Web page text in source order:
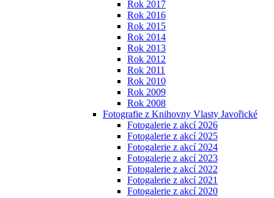
Rok 2017
Rok 2016
Rok 2015
Rok 2014
Rok 2013
Rok 2012
Rok 2011
Rok 2010
Rok 2009
Rok 2008
Fotografie z Knihovny Vlasty Javořické
Fotogalerie z akcí 2026
Fotogalerie z akcí 2025
Fotogalerie z akcí 2024
Fotogalerie z akcí 2023
Fotogalerie z akcí 2022
Fotogalerie z akcí 2021
Fotogalerie z akcí 2020